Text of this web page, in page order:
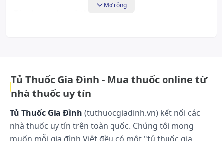
Cách bảo quản:
Bảo quản nơi khô ráo, thoáng mát, nhiệt độ không
quá 30 độ C, tránh ánh sáng. Để xa tầm tay trẻ em.
Mở rộng
Tủ Thuốc Gia Đình - Mua thuốc online từ
nhà thuốc uy tín
Tủ Thuốc Gia Đình (tuthuocgiadinh.vn) kết nối các
nhà thuốc uy tín trên toàn quốc. Chúng tôi mong
muốn mỗi gia đình Việt đều có một "tủ thuốc gia